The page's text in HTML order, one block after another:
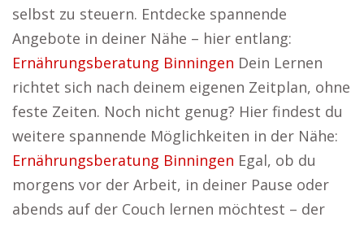
selbst zu steuern. Entdecke spannende
Angebote in deiner Nähe – hier entlang:
Ernährungsberatung Binningen Dein Lernen
richtet sich nach deinem eigenen Zeitplan, ohne
feste Zeiten. Noch nicht genug? Hier findest du
weitere spannende Möglichkeiten in der Nähe:
Ernährungsberatung Binningen Egal, ob du
morgens vor der Arbeit, in deiner Pause oder
abends auf der Couch lernen möchtest – der